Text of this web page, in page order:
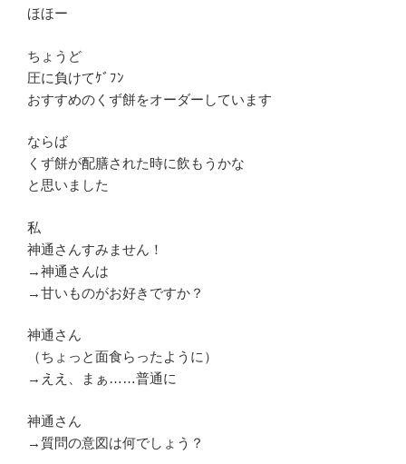
ほほー
ちょうど
圧に負けてｹﾞﾌﾝ
おすすめのくず餅をオーダーしています
ならば
くず餅が配膳された時に飲もうかな
と思いました
私
神通さんすみません！
→神通さんは
→甘いものがお好きですか？
神通さん
（ちょっと面食らったように）
→ええ、まぁ……普通に
神通さん
→質問の意図は何でしょう？